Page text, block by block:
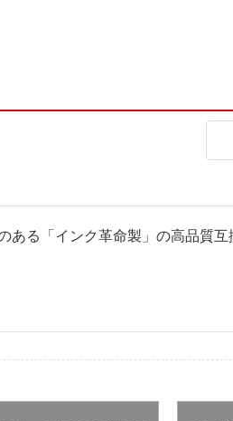
る「インク革命製」の高品質